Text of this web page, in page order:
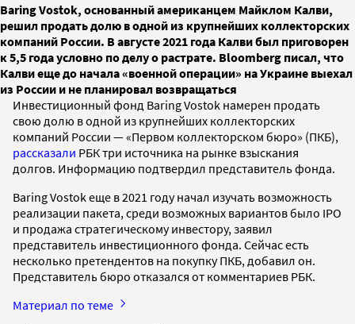
Baring Vostok, основанный американцем Майклом Калви,
решил продать долю в одной из крупнейших коллекторских
компаний России. В августе 2021 года Калви был приговорен
к 5,5 года условно по делу о растрате. Bloomberg писал, что
Калви еще до начала «военной операции» на Украине выехал
из России и не планировал возвращаться
Инвестиционный фонд Baring Vostok намерен продать
свою долю в одной из крупнейших коллекторских
компаний России — «Первом коллекторском бюро» (ПКБ),
рассказали РБК три источника на рынке взыскания
долгов. Информацию подтвердил представитель фонда.
Baring Vostok еще в 2021 году начал изучать возможность
реализации пакета, среди возможных вариантов было IPO
и продажа стратегическому инвестору, заявил
представитель инвестиционного фонда. Сейчас есть
несколько претендентов на покупку ПКБ, добавил он.
Представитель бюро отказался от комментариев РБК.
Материал по теме